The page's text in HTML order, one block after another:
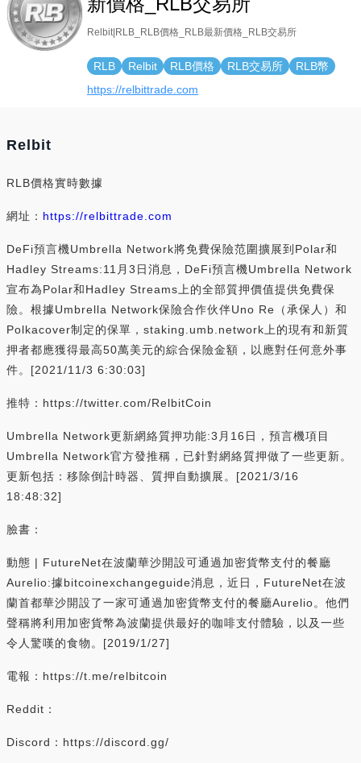
Relbit|RLB_RLB價格_RLB最新價格_RLB交易所
RLB Relbit RLB價格 RLB交易所
RLB幣
https://relbittrade.com
Relbit
RLB價格實時數據
網址： https://relbittrade.com
DeFi預言機Umbrella Network將免費保險范圍擴展到Polar和
Hadley Streams:11月3日消息，DeFi預言機Umbrella Network
宣布為Polar和Hadley Streams上的全部質押價值提供免費保
險。根據Umbrella Network保險合作伙伴Uno Re（承保人）和
Polkacover制定的保單，staking.umb.network上的現有和新質
押者都應獲得最高50萬美元的綜合保險金額，以應對任何意外事
件。[2021/11/3 6:30:03]
推特：https://twitter.com/RelbitCoin
Umbrella Network更新網絡質押功能:3月16日，預言機項目
Umbrella Network官方發推稱，已針對網絡質押做了一些更新。
更新包括：移除倒計時器、質押自動擴展。[2021/3/16
18:48:32]
臉書：
動態 | FutureNet在波蘭華沙開設可通過加密貨幣支付的餐廳
Aurelio:據bitcoinexchangeguide消息，近日，FutureNet在波
蘭首都華沙開設了一家可通過加密貨幣支付的餐廳Aurelio。他們
聲稱將利用加密貨幣為波蘭提供最好的咖啡支付體驗，以及一些
令人驚嘆的食物。[2019/1/27]
電報：https://t.me/relbitcoin
Reddit：
Discord：https://discord.gg/